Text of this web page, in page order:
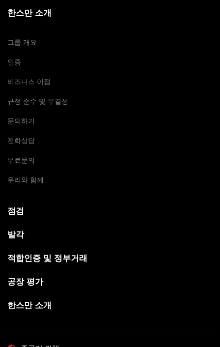
한스만 소개
그룹 개요
인증
비즈니스 이점
규정 준수 및 무결성
문의하기
전화상담
무료문의
우리와 함께
점검
발각
적합인증 및 정부거래
공장 평가
한스만 소개